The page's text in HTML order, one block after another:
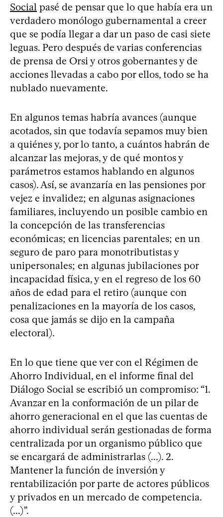
Social pasé de pensar que lo que había era un
verdadero monólogo gubernamental a creer
que se podía llegar a dar un paso de casi siete
leguas. Pero después de varias conferencias
de prensa de Orsi y otros gobernantes y de
acciones llevadas a cabo por ellos, todo se ha
nublado nuevamente.
En algunos temas habría avances (aunque
acotados, sin que todavía sepamos muy bien
a quiénes y, por lo tanto, a cuántos habrán de
alcanzar las mejoras, y de qué montos y
parámetros estamos hablando en algunos
casos). Así, se avanzaría en las pensiones por
vejez e invalidez; en algunas asignaciones
familiares, incluyendo un posible cambio en
la concepción de las transferencias
económicas; en licencias parentales; en un
seguro de paro para monotributistas y
unipersonales; en algunas jubilaciones por
incapacidad física, y en el regreso de los 60
años de edad para el retiro (aunque con
penalizaciones en la mayoría de los casos,
cosa que jamás se dijo en la campaña
electoral).
En lo que tiene que ver con el Régimen de
Ahorro Individual, en el informe final del
Diálogo Social se escribió un compromiso: “1.
Avanzar en la conformación de un pilar de
ahorro generacional en el que las cuentas de
ahorro individual serán gestionadas de forma
centralizada por un organismo público que
se encargará de administrarlas (...). 2.
Mantener la función de inversión y
rentabilización por parte de actores públicos
y privados en un mercado de competencia.
(...)”.